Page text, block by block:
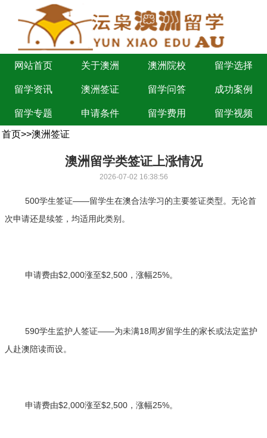
网站首页 关于澳洲 澳洲院校 留学选择
留学资讯 澳洲签证 留学问答 成功案例
留学专题 申请条件 留学费用 留学视频
首页>>澳洲签证
澳洲留学类签证上涨情况
2026-07-02 16:38:56
500学生签证——留学生在澳合法学习的主要签证类型。无论首
次申请还是续签，均适用此类别。
申请费由$2,000涨至$2,500，涨幅25%。
590学生监护人签证——为未满18周岁留学生的家长或法定监护
人赴澳陪读而设。
申请费由$2,000涨至$2,500，涨幅25%。